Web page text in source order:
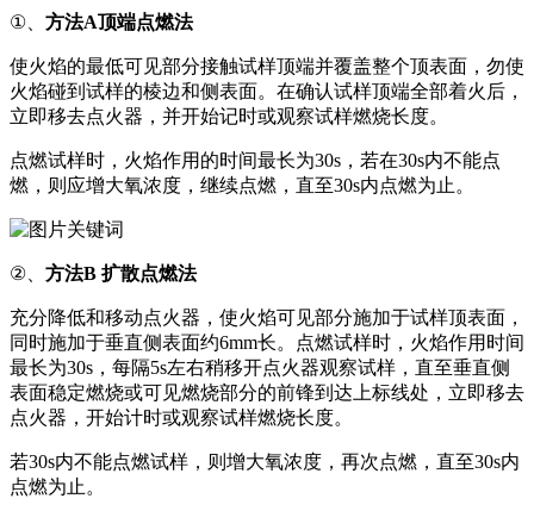
①、 方法A顶端点燃法
使火焰的最低可见部分接触试样顶端并覆盖整个顶表面，勿使
火焰碰到试样的棱边和侧表面。在确认试样顶端全部着火后，
立即移去点火器，并开始记时或观察试样燃烧长度。
点燃试样时，火焰作用的时间最长为30s，若在30s内不能点
燃，则应增大氧浓度，继续点燃，直至30s内点燃为止。
②、 方法B 扩散点燃法
充分降低和移动点火器，使火焰可见部分施加于试样顶表面，
同时施加于垂直侧表面约6mm长。点燃试样时，火焰作用时间
最长为30s，每隔5s左右稍移开点火器观察试样，直至垂直侧
表面稳定燃烧或可见燃烧部分的前锋到达上标线处，立即移去
点火器，开始计时或观察试样燃烧长度。
若30s内不能点燃试样，则增大氧浓度，再次点燃，直至30s内
点燃为止。